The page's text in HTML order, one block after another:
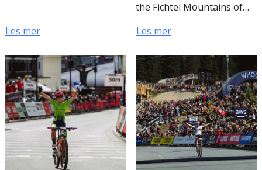
Les mer
the Fichtel Mountains of
remains owner-managed
our steadily g...
Les mer